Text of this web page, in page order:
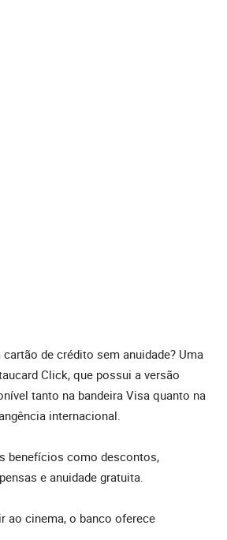
de crédito sem anuidade? Uma
Click, que possui a versão
tanto na bandeira Visa quanto na
internacional.
benefícios como descontos,
e anuidade gratuita.
ao cinema, o banco oferece